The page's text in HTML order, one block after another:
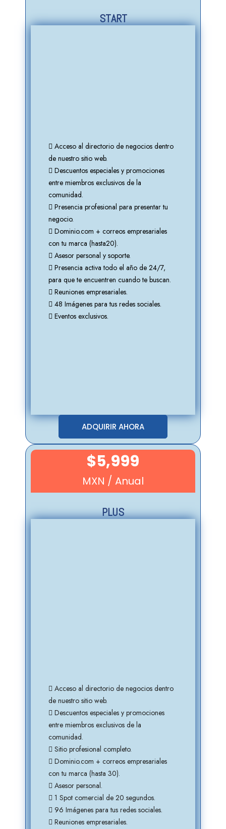
START
Acceso al directorio de negocios dentro
de nuestro sitio web.
Descuentos especiales y promociones
entre miembros exclusivos de la
comunidad.
Presencia profesional para presentar tu
negocio.
Dominio.com + correos empresariales
con tu marca (hasta20).
Asesor personal y soporte.
Presencia activa todo el año de 24/7,
para que te encuentren cuando te buscan.
Reuniones empresariales.
48 Imágenes para tus redes sociales.
Eventos exclusivos.
ADQUIRIR AHORA
$5,999
MXN / Anual
PLUS
Acceso al directorio de negocios dentro
de nuestro sitio web.
Descuentos especiales y promociones
entre miembros exclusivos de la
comunidad.
Sitio profesional completo.
Dominio.com + correos empresariales
con tu marca (hasta 30).
Asesor personal.
1 Spot comercial de 20 segundos.
96 Imágenes para tus redes sociales.
Reuniones empresariales.